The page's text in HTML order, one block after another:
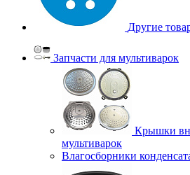
Другие
Запчасти для мультиварок
Крышки
мультиварок
Влагосборники